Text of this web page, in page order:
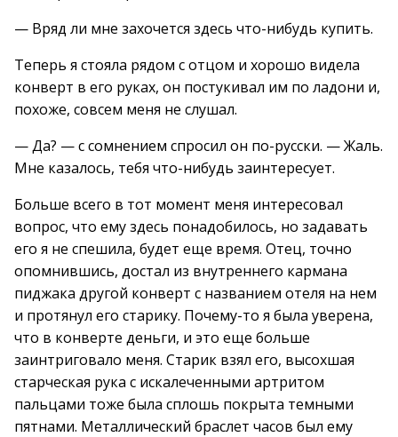
— Вряд ли мне захочется здесь что-нибудь купить.
Теперь я стояла рядом с отцом и хорошо видела
конверт в его руках, он постукивал им по ладони и,
похоже, совсем меня не слушал.
— Да? — с сомнением спросил он по-русски. — Жаль.
Мне казалось, тебя что-нибудь заинтересует.
Больше всего в тот момент меня интересовал
вопрос, что ему здесь понадобилось, но задавать
его я не спешила, будет еще время. Отец, точно
опомнившись, достал из внутреннего кармана
пиджака другой конверт с названием отеля на нем
и протянул его старику. Почему-то я была уверена,
что в конверте деньги, и это еще больше
заинтриговало меня. Старик взял его, высохшая
старческая рука с искалеченными артритом
пальцами тоже была сплошь покрыта темными
пятнами. Металлический браслет часов был ему